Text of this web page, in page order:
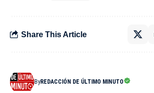
Share This Article
ByREDACCIÓN DE ÚLTIMO MINUTO